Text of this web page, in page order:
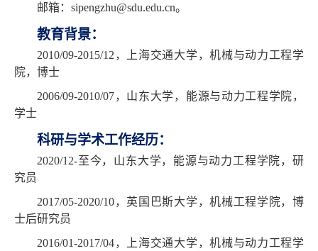
邮箱： sipengzhu@sdu.edu.cn。
教育背景：
2010/09-2015/12 ，上海交通大学，机械与动力工程学
院，博士
2006/09-2010/07，山东大学，能源与动力工程学院，
学士
科研与学术工作经历：
2020/12-至今，山东大学，能源与动力工程学院，研
究员
2017/05-2020/10，英国巴斯大学，机械工程学院，博
士后研究员
2016/01-2017/04，上海交通大学，机械与动力工程学